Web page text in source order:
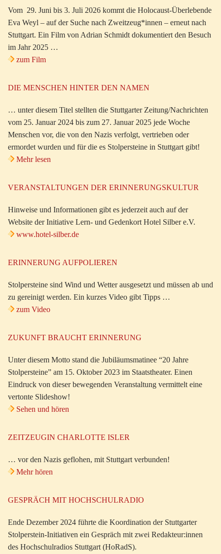
Vom 29. Juni bis 3. Juli 2026 kommt die Holocaust-Überlebende
Eva Weyl – auf der Suche nach Zweitzeug*innen – erneut nach
Stuttgart. Ein Film von Adrian Schmidt dokumentiert den Besuch
im Jahr 2025 …
zum Film
DIE MENSCHEN HINTER DEN NAMEN
… unter diesem Titel stellten die Stuttgarter Zeitung/Nachrichten
vom 25. Januar 2024 bis zum 27. Januar 2025 jede Woche
Menschen vor, die von den Nazis verfolgt, vertrieben oder
ermordet wurden und für die es Stolpersteine in Stuttgart gibt!
Mehr lesen
VERANSTALTUNGEN DER ERINNERUNGSKULTUR
Hinweise und Informationen gibt es jederzeit auch auf der
Website der Initiative Lern- und Gedenkort Hotel Silber e.V.
www.hotel-silber.de
ERINNERUNG AUFPOLIEREN
Stolpersteine sind Wind und Wetter ausgesetzt und müssen ab und
zu gereinigt werden. Ein kurzes Video gibt Tipps …
zum Video
ZUKUNFT BRAUCHT ERINNERUNG
Unter diesem Motto stand die Jubiläumsmatinee “20 Jahre
Stolpersteine” am 15. Oktober 2023 im Staatstheater. Einen
Eindruck von dieser bewegenden Veranstaltung vermittelt eine
vertonte Slideshow!
Sehen und hören
ZEITZEUGIN CHARLOTTE ISLER
… vor den Nazis geflohen, mit Stuttgart verbunden!
Mehr hören
GESPRÄCH MIT HOCHSCHULRADIO
Ende Dezember 2024 führte die Koordination der Stuttgarter
Stolperstein-Initiativen ein Gespräch mit zwei Redakteur:innen
des Hochschulradios Stuttgart (HoRadS).